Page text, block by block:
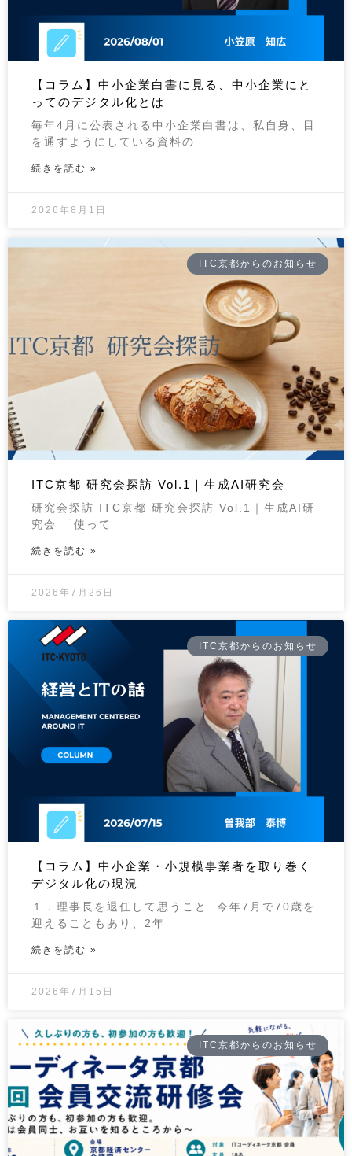
【コラム】中小企業白書に見る、中小企業にと
ってのデジタル化とは
毎年4月に公表される中小企業白書は、私自身、目
を通すようにしている資料の
続きを読む »
2026年8月1日
ITC京都からのお知らせ
ITC京都 研究会探訪 Vol.1｜生成AI研究会
研究会探訪 ITC京都 研究会探訪 Vol.1｜生成AI研
究会 「使って
続きを読む »
2026年7月26日
ITC京都からのお知らせ
【コラム】中小企業・小規模事業者を取り巻く
デジタル化の現況
１．理事長を退任して思うこと 今年7月で70歳を
迎えることもあり、2年
続きを読む »
2026年7月15日
ITC京都からのお知らせ